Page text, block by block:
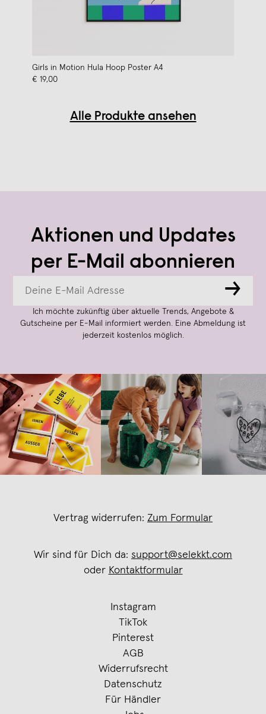
Girls in Motion Hula Hoop Poster A4
€ 19,00
Alle Produkte ansehen
Aktionen und Updates
per E-Mail abonnieren
→
Ich möchte zukünftig über aktuelle Trends, Angebote &
Gutscheine per E-Mail informiert werden. Eine Abmeldung ist
jederzeit kostenlos möglich.
Vertrag widerrufen: Zum Formular
Wir sind für Dich da: support@selekkt.com
oder Kontaktformular
Instagram
TikTok
Pinterest
AGB
Widerrufsrecht
Datenschutz
Für Händler